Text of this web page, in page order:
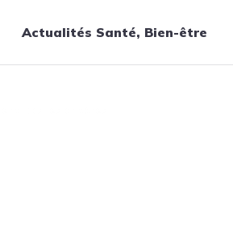
Actualités Santé, Bien-être